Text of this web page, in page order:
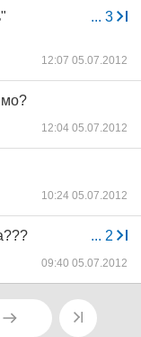
... 3
12:07 05.07.2012
12:04 05.07.2012
10:24 05.07.2012
... 2
09:40 05.07.2012